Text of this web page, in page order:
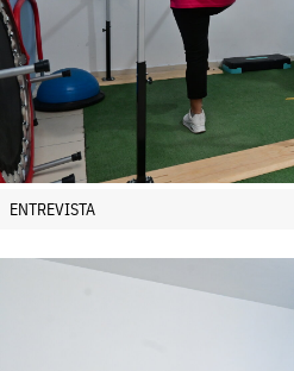
ENTREVISTA